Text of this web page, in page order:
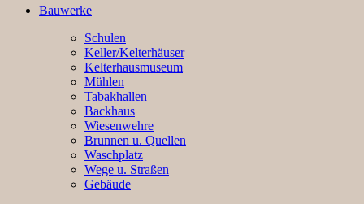
Bauwerke
Schulen
Keller/Kelterhäuser
Kelterhausmuseum
Mühlen
Tabakhallen
Backhaus
Wiesenwehre
Brunnen u. Quellen
Waschplatz
Wege u. Straßen
Gebäude